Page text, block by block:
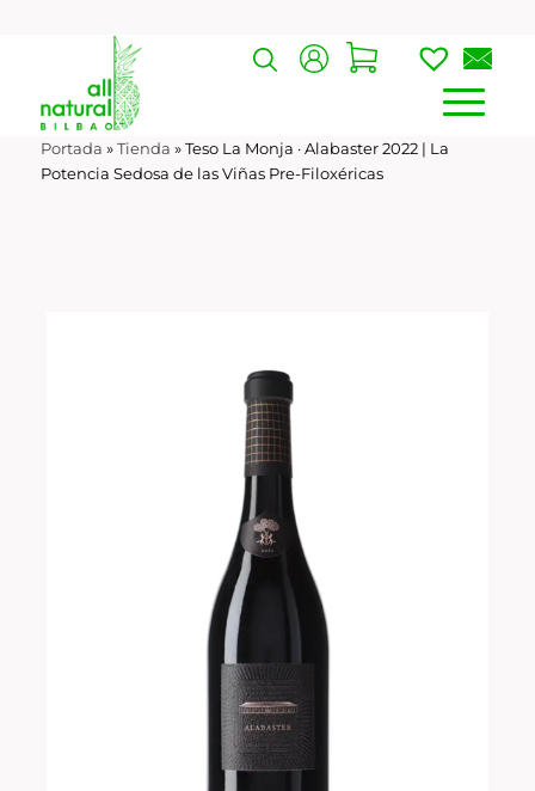
Portada »Tienda »Teso La Monja · Alabaster 2022 | La
Potencia Sedosa de las Viñas Pre-Filoxéricas